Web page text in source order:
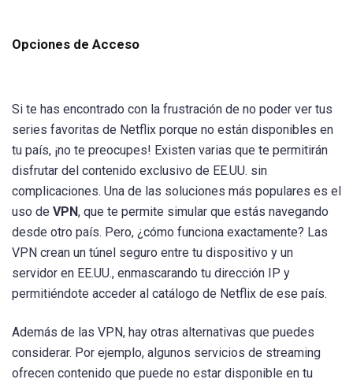
Opciones de Acceso
Si te has encontrado con la frustración de no poder ver tus
series favoritas de Netflix porque no están disponibles en
tu país, ¡no te preocupes! Existen varias que te permitirán
disfrutar del contenido exclusivo de EE.UU. sin
complicaciones. Una de las soluciones más populares es el
uso de VPN, que te permite simular que estás navegando
desde otro país. Pero, ¿cómo funciona exactamente? Las
VPN crean un túnel seguro entre tu dispositivo y un
servidor en EE.UU., enmascarando tu dirección IP y
permitiéndote acceder al catálogo de Netflix de ese país.
Además de las VPN, hay otras alternativas que puedes
considerar. Por ejemplo, algunos servicios de streaming
ofrecen contenido que puede no estar disponible en tu